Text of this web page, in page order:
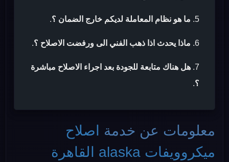
ما هو نظام المعاملة لديكم خارج الضمان ؟.
ماذا يحدث اذا ذهب الفني الى ورفضت الاصلاح ؟.
هل هناك متابعة للجودة بعد اجراء الاصلاح مباشرة
؟.
معلومات عن خدمة
اصلاح
ميكروويفات alaska القاهرة